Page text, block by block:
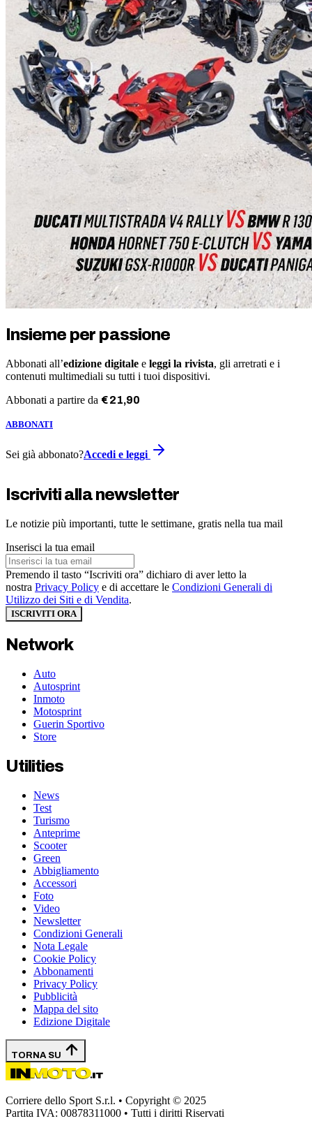
Insieme per passione
Abbonati all’edizione digitale e leggi la rivista, gli arretrati e i
contenuti multimediali su tutti i tuoi dispositivi.
Abbonati a partire da €21,90
ABBONATI
Sei già abbonato?Accedi e leggi
Iscriviti alla newsletter
Le notizie più importanti, tutte le settimane, gratis nella tua mail
Inserisci la tua email
Premendo il tasto “Iscriviti ora” dichiaro di aver letto la
nostra Privacy Policy e di accettare le Condizioni Generali di
Utilizzo dei Siti e di Vendita.
ISCRIVITI ORA
Network
Auto
Autosprint
Inmoto
Motosprint
Guerin Sportivo
Store
Utilities
News
Test
Turismo
Anteprime
Scooter
Green
Abbigliamento
Accessori
Foto
Video
Newsletter
Condizioni Generali
Nota Legale
Cookie Policy
Abbonamenti
Privacy Policy
Pubblicità
Mappa del sito
Edizione Digitale
TORNA SU
Corriere dello Sport S.r.l. • Copyright © 2025
Partita IVA: 00878311000 • Tutti i diritti Riservati